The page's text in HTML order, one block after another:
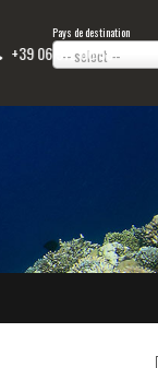
+39 06 512 66 55
Pays de destination
-- select --